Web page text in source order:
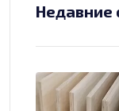
Недавние